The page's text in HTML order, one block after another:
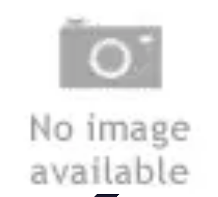
Smartphone e Accessori
Elettrodomestici
ElettrodomesticiAspirapolvereTendenze